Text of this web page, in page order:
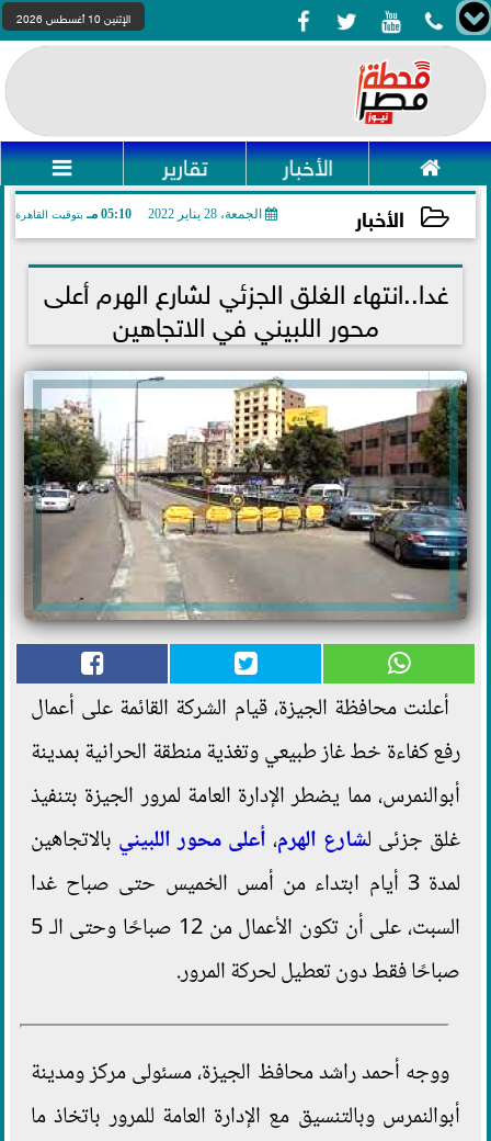
    الإثنين 10 أغسطس 2026
 الأخبار تقارير 
الأخبار الجمعة، 28 يناير 2022 05:10 مـ بتوقيت القاهرة
2022-01-28 17:10:27
غدا..انتهاء الغلق الجزئي لشارع الهرم أعلى
محور اللبيني في الاتجاهين
أعلنت محافظة الجيزة، قيام الشركة القائمة على أعمال
رفع كفاءة خط غاز طبيعي وتغذية منطقة الحرانية بمدينة
أبوالنمرس، مما يضطر الإدارة العامة لمرور الجيزة بتنفيذ
غلق جزئى لشارع الهرم، أعلى محور اللبيني بالاتجاهين
لمدة 3 أيام ابتداء من أمس الخميس حتى صباح غدا
السبت، على أن تكون الأعمال من 12 صباحًا وحتى الـ 5
صباحًا فقط دون تعطيل لحركة المرور.
ووجه أحمد راشد محافظ الجيزة، مسئولى مركز ومدينة
أبوالنمرس وبالتنسيق مع الإدارة العامة للمرور باتخاذ ما